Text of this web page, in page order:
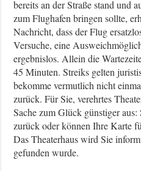
bereits an der Straße stand und
zum Flughafen bringen sollte,
Nachricht, dass der Flug
Versuche, eine
ergebnislos. Allein die
45 Minuten. Streiks gelten
bekomme vermutlich nicht
zurück. Für Sie, verehrtes
Sache zum Glück günstiger
zurück oder können Ihre Karte
Das Theaterhaus wird Sie
gefunden wurde.